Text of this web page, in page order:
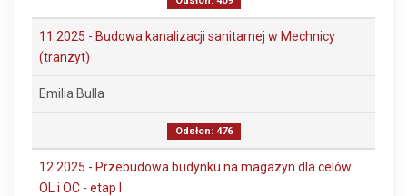
11.2025 - Budowa kanalizacji sanitarnej w Mechnicy
(tranzyt)
Emilia Bulla
Odsłon: 476
12.2025 - Przebudowa budynku na magazyn dla celów
OL i OC - etap I